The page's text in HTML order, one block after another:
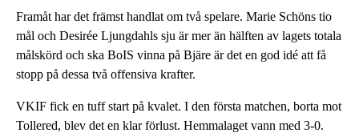
Framåt har det främst handlat om två spelare. Marie Schöns tio
mål och Desirée Ljungdahls sju är mer än hälften av lagets totala
målskörd och ska BoIS vinna på Bjäre är det en god idé att få
stopp på dessa två offensiva krafter.
VKIF fick en tuff start på kvalet. I den första matchen, borta mot
Tollered, blev det en klar förlust. Hemmalaget vann med 3-0.